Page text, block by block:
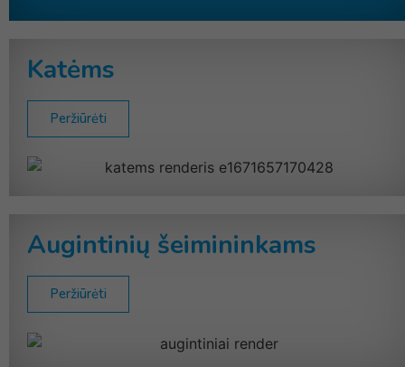
Katėms
Peržiūrėti
Augintinių šeimininkams
Peržiūrėti